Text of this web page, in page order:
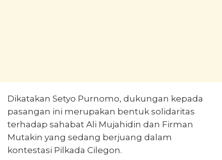
Dikatakan Setyo Purnomo, dukungan kepada
pasangan ini merupakan bentuk solidaritas
terhadap sahabat Ali Mujahidin dan Firman
Mutakin yang sedang berjuang dalam
kontestasi Pilkada Cilegon.